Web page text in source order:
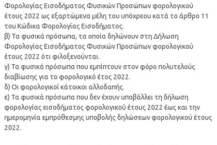
Φορολογίας Εισοδήματος Φυσικών Προσώπων φορολογικού
έτους 2022 ως εξαρτώμενα μέλη του υπόχρεου κατά το άρθρο 11
του Κώδικα Φορολογίας Εισοδήματος.
β) Τα φυσικά πρόσωπα, τα οποία δηλώνουν στη Δήλωση
Φορολογίας Εισοδήματος Φυσικών Προσώπων φορολογικού
έτους 2022 ότι φιλοξενούνται.
γ) Τα φυσικά πρόσωπα που εμπίπτουν στον φόρο πολυτελούς
διαβίωσης για το φορολογικό έτος 2022.
δ) Οι φορολογικοί κάτοικοι αλλοδαπής.
ε) Τα φυσικά πρόσωπα που δεν έχουν υποβάλλει τη δήλωση
φορολογίας εισοδήματος φορολογικού έτους 2022 έως και την
ημερομηνία εμπρόθεσμης υποβολής δηλώσεων φορολογικού έτους
2022.